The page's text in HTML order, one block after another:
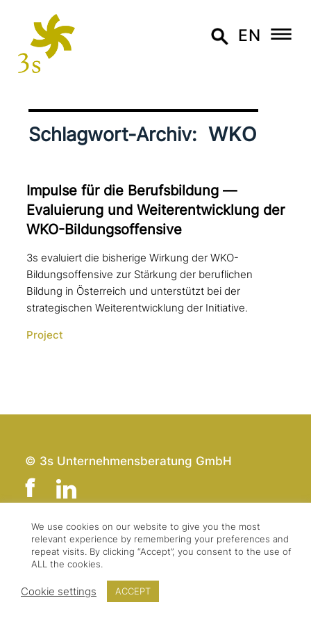
EN
Schlagwort-Archiv: WKO
Impulse für die Berufsbildung —
Evaluierung und Weiterentwicklung der
WKO-Bildungsoffensive
3s evaluiert die bisherige Wirkung der WKO-
Bildungsoffensive zur Stärkung der beruflichen
Bildung in Österreich und unterstützt bei der
strategischen Weiterentwicklung der Initiative.
Project
© 3s Unternehmensberatung GmbH
Team
Kontakt
Impressum
We use cookies on our website to give you the most
relevant experience by remembering your preferences and
repeat visits. By clicking “Accept”, you consent to the use of
ALL the cookies.
Cookie settings ACCEPT